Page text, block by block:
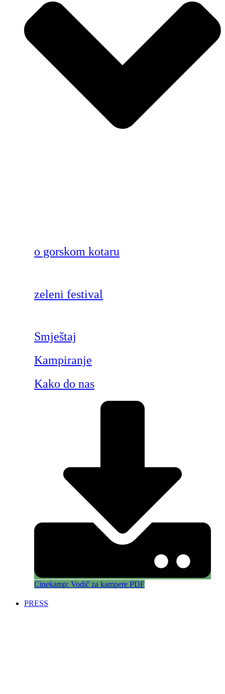
o gorskom kotaru
zeleni festival
Smještaj
Kampiranje
Kako do nas
Cinekamp: Vodič za kampere PDF
PRESS